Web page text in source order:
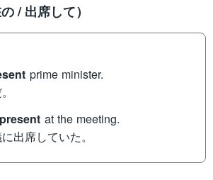
/ 出席して）
prime minister.
present at the meeting.
出席していた。